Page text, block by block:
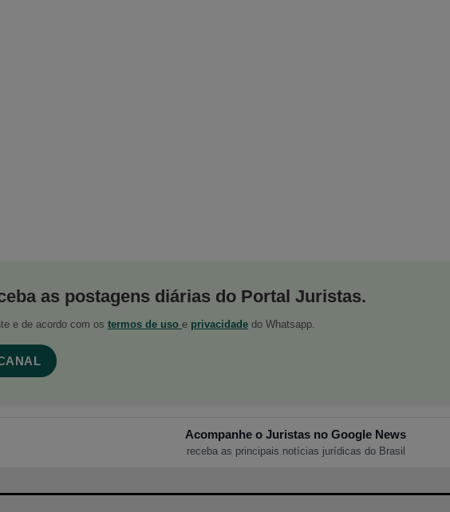
as postagens diárias do Portal Juristas.
e de acordo com os termos de uso e privacidade do Whatsapp.
Acompanhe o Juristas no Google News
receba as principais notícias jurídicas do Brasil